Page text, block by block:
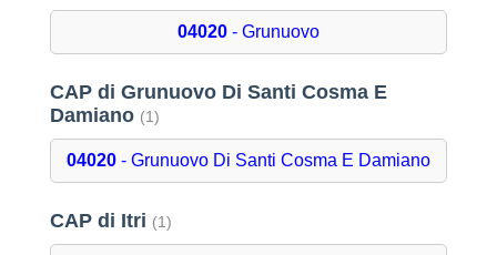
04020- Grunuovo
CAP di Grunuovo Di Santi Cosma E
Damiano (1)
04020- Grunuovo Di Santi Cosma E Damiano
CAP di Itri (1)